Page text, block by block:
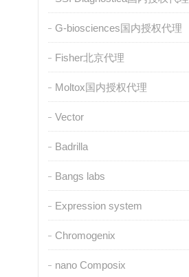
G-biosciences国内授权代理
Fisher北京代理
Moltox国内授权代理
Vector
Badrilla
Bangs labs
Expression system
Chromogenix
nano Composix